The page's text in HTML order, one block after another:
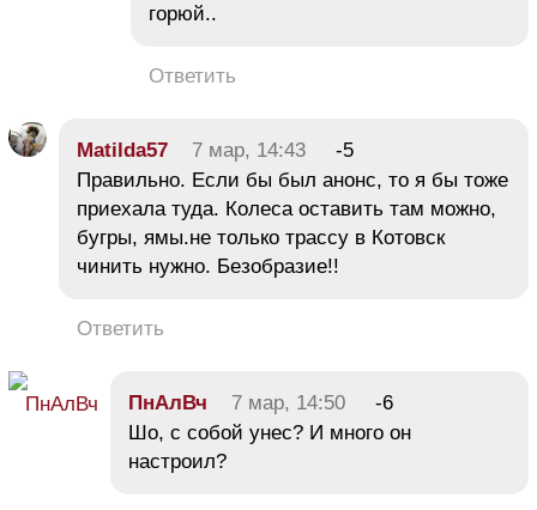
горюй..
Ответить
Matilda57 7 мар, 14:43
-5
Правильно. Если бы был анонс, то я бы тоже
приехала туда. Колеса оставить там можно,
бугры, ямы.не только трассу в Котовск
чинить нужно. Безобразие!!
Ответить
ПнАлВч 7 мар, 14:50
-6
Шо, с собой унес? И много он
настроил?